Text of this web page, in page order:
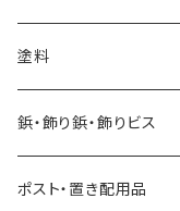
ソーホースブラケット
塗料
水性自然塗料
0.2L
油性自然塗料
鋲・飾り鋲・飾りビス
太鼓鋲
ポスト・置き配用品